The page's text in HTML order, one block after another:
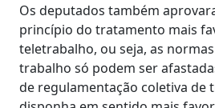
Os deputados também
princípio do tratamento mais
teletrabalho, ou seja, as
trabalho só podem ser
de regulamentação coletiva de